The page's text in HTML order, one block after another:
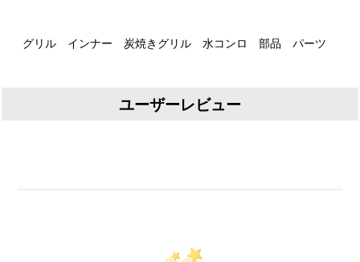
グリル インナー 炭焼きグリル 水コンロ 部品 パーツ
ユーザーレビュー